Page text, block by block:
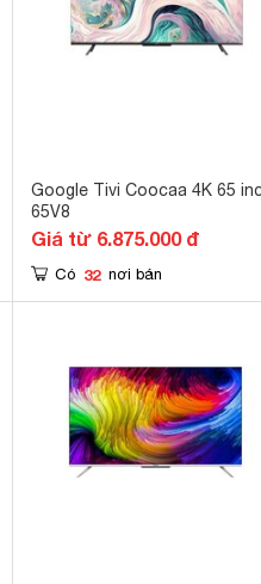
Google Tivi Coocaa 4K 65
65V8
Giá từ 6.875.000 đ
Có 32 nơi bán